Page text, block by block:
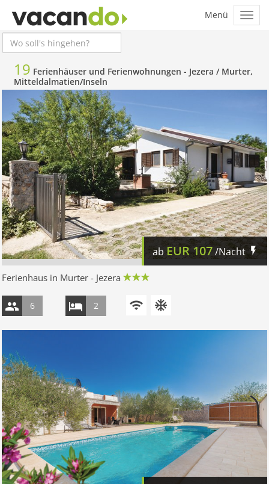
19 Ferienhäuser und Ferienwohnungen - Jezera / Murter,
Mitteldalmatien/Inseln
ab EUR107/Nacht
Ferienhaus in Murter - Jezera
6 2